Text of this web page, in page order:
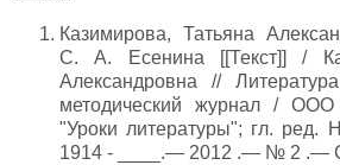
Казимирова, Татьяна
С. А. Есенина [[Текст]] /
Александровна //
методический журнал / ООО
"Уроки литературы"; гл.
1914 - ____.— 2012 .— № 2 .—